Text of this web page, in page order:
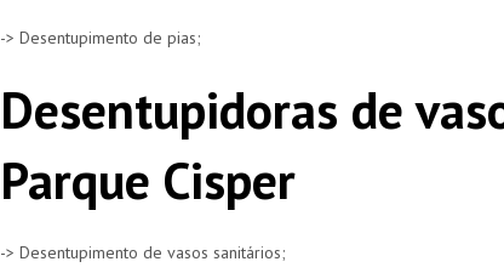
-> Desentupimento de pias;
Desentupidoras de
Parque Cisper
-> Desentupimento de vasos sanitários;